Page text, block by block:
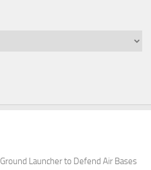
Launcher to Defend Air Bases